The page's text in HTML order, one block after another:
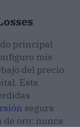
principal
mis
del precio
Esta
segura
oro: nunca